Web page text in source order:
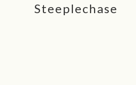
Steeplechase